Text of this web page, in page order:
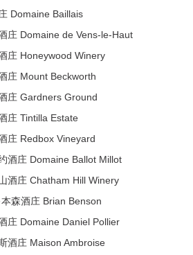
Domaine Baillais
庄 Domaine de Vens-le-Haut
庄 Honeywood Winery
庄 Mount Beckworth
庄 Gardners Ground
庄 Tintilla Estate
庄 Redbox Vineyard
酒庄 Domaine Ballot Millot
酒庄 Chatham Hill Winery
森酒庄 Brian Benson
庄 Domaine Daniel Pollier
酒庄 Maison Ambroise